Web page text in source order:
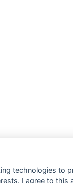
technologies to
I agree to